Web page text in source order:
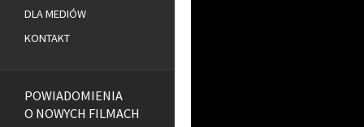
DLA MEDIÓW
KONTAKT
POWIADOMIENIA
O NOWYCH FILMACH